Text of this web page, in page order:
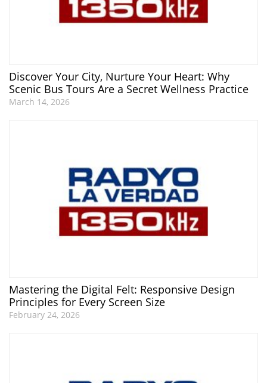
Discover Your City, Nurture Your Heart: Why
Scenic Bus Tours Are a Secret Wellness Practice
March 14, 2026
Mastering the Digital Felt: Responsive Design
Principles for Every Screen Size
February 24, 2026